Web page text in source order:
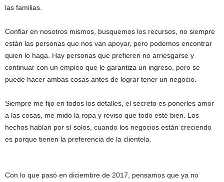
las familias.
Confiar en nosotros mismos, busquemos los recursos, no siempre
están las personas que nos van apoyar, pero podemos encontrar
quien lo haga. Hay personas que prefieren no arriesgarse y
continuar con un empleo que le garantiza un ingreso, pero se
puede hacer ambas cosas antes de lograr tener un negocio.
Siempre me fijo en todos los detalles, el secreto es ponerles amor
a las cosas, me mido la ropa y reviso que todo esté bien. Los
hechos hablan por sí solos, cuando los negocios están creciendo
es porque tienen la preferencia de la clientela.
Con lo que pasó en diciembre de 2017, pensamos que ya no